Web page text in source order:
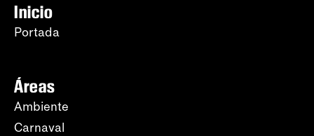
Inicio
Portada
Áreas
Ambiente
Carnaval